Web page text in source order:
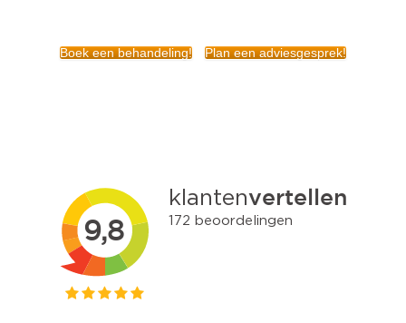
Boek een behandeling! Plan een adviesgesprek!